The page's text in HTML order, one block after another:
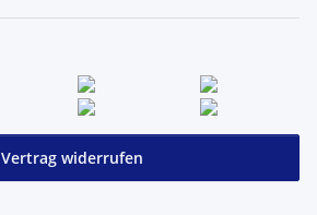
Vertrag widerrufen